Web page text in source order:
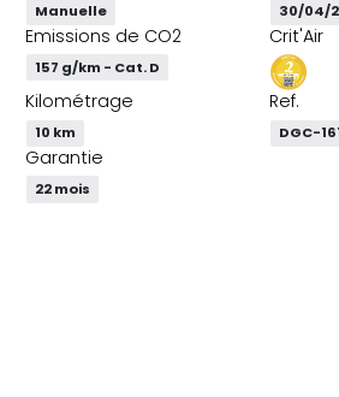
Manuelle 30/04/
Emissions de CO2
157 g/km - Cat. D
Crit'Air
Kilométrage
10 km
Ref.
DGC-
Garantie
22 mois